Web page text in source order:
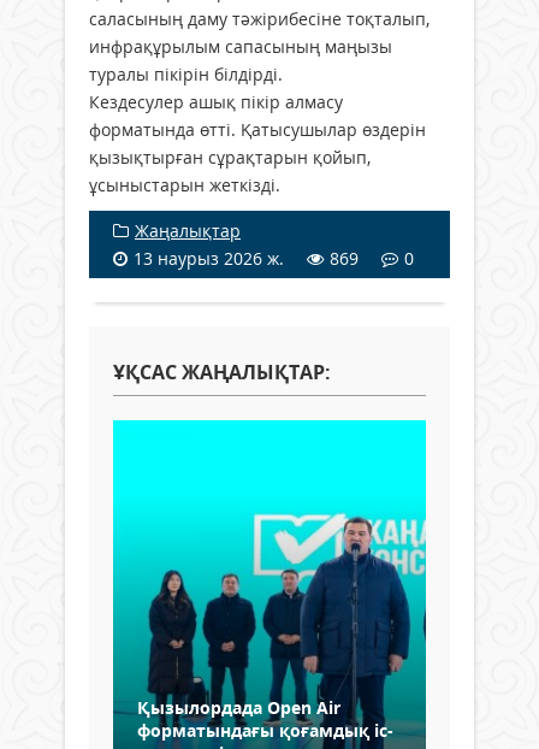
саласының даму тәжірибесіне тоқталып,
инфрақұрылым сапасының маңызы
туралы пікірін білдірді.
Кездесулер ашық пікір алмасу
форматында өтті. Қатысушылар өздерін
қызықтырған сұрақтарын қойып,
ұсыныстарын жеткізді.
Жаңалықтар
13 наурыз 2026 ж.
869 0
ҰҚСАС ЖАҢАЛЫҚТАР:
Қызылордада Open Air
форматындағы қоғамдық іс-